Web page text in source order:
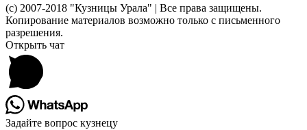
(c) 2007-2018 "Кузницы Урала" | Все права защищены.
Копирование материалов возможно только с письменного
разрешения.
Toggle
Sliding
Bar
Area
Открыть чат
Задайте вопрос кузнецу